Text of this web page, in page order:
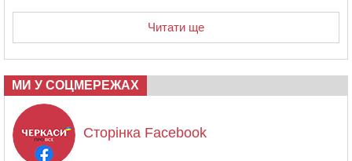
Читати ще
МИ У СОЦМЕРЕЖАХ
Сторінка Facebook